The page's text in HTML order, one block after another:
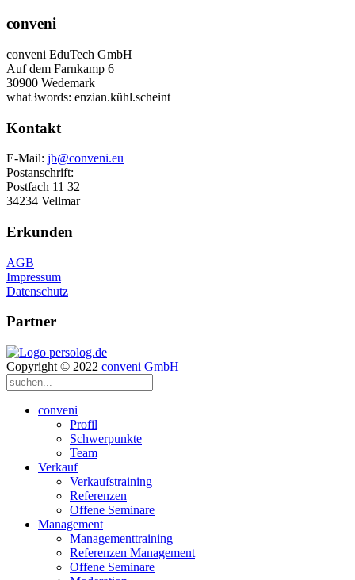
conveni
conveni EduTech GmbH
Auf dem Farnkamp 6
30900 Wedemark
what3words: enzian.kühl.scheint
Kontakt
E-Mail: jb@conveni.eu
Postanschrift:
Postfach 11 32
34234 Vellmar
Erkunden
AGB
Impressum
Datenschutz
Partner
Copyright © 2022 conveni GmbH
conveni
Profil
Schwerpunkte
Team
Verkauf
Verkaufstraining
Referenzen
Offene Seminare
Management
Managementtraining
Referenzen Management
Offene Seminare